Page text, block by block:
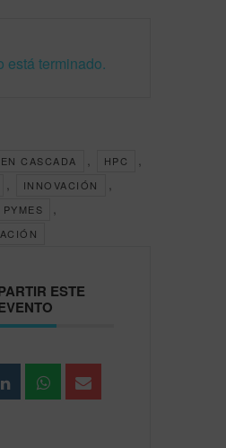
está terminado.
CASCADA HPC
INNOVACIÓN
PYMES
ESTE